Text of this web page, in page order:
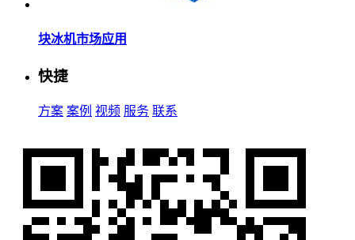
块冰机市场应用
快捷
方案 案例 视频 服务 联系